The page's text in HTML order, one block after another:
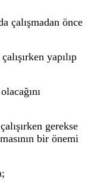
çalışmadan önce
yapılıp
gerekse
bir önemi